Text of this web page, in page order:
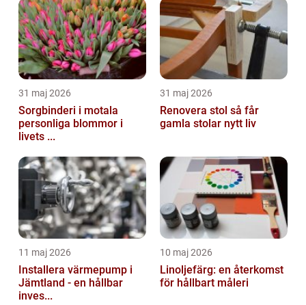
31 maj 2026
Sorgbinderi i motala
personliga blommor i
livets ...
31 maj 2026
Renovera stol så får
gamla stolar nytt liv
11 maj 2026
Installera värmepump i
Jämtland - en hållbar
inves...
10 maj 2026
Linoljefärg: en återkomst
för hållbart måleri